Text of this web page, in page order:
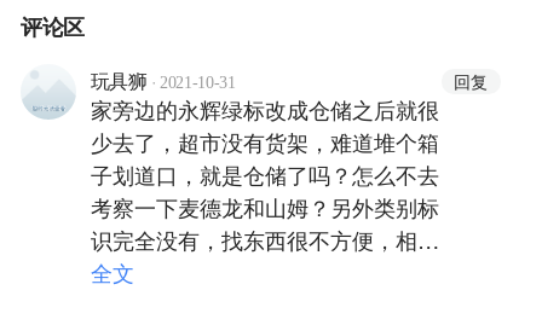
评论区
玩具狮 · 2021-10-31 回复
家旁边的永辉绿标改成仓储之后就很
少去了，超市没有货架，难道堆个箱
子划道口，就是仓储了吗？怎么不去
考察一下麦德龙和山姆？另外类别标
识完全没有，找东西很不方便，相同
的货品选择性太少，体验感很差。永
全文